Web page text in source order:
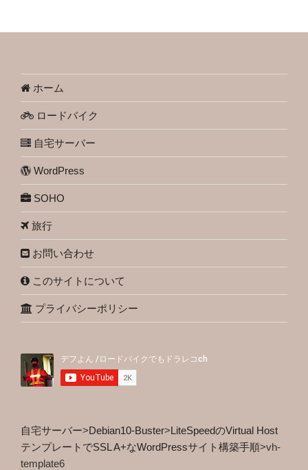
ホーム
ロードバイク
自宅サーバー
WordPress
SOHO
旅行
お問い合わせ
このサイトについて
プライバシーポリシー
自宅サーバー>Debian10-Buster>LiteSpeedのVirtual Host
テンプレートでSSL A+なWordPressサイト構築手順>vh-
template6